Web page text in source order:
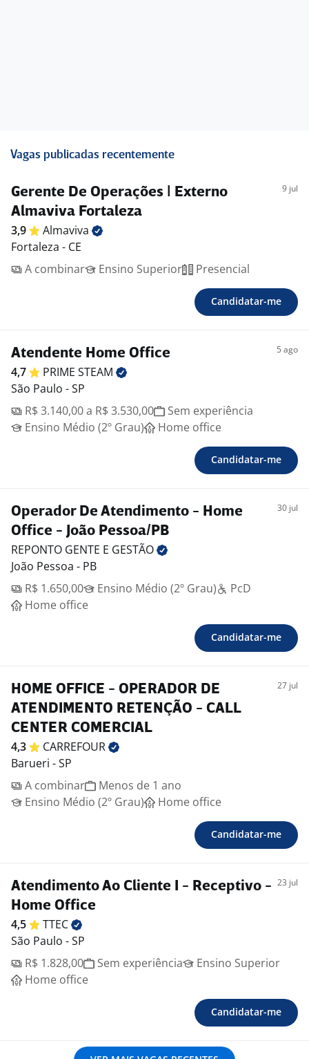
Vagas publicadas recentemente
Gerente De Operações | Externo
Almaviva Fortaleza
9 jul
3,9
Almaviva
Fortaleza - CE
A combinar
Ensino Superior Presencial
Candidatar-me
Atendente Home Office 5 ago
4,7 PRIME STEAM
São Paulo - SP
R$ 3.140,00 a R$ 3.530,00
Sem experiência
Ensino Médio (2º Grau)
Home office
Candidatar-me
Operador De Atendimento - Home
Office - João Pessoa/PB
30 jul
REPONTO GENTE E GESTÃO
João Pessoa - PB
R$ 1.650,00
Ensino Médio (2º Grau)
PcD
Home office
Candidatar-me
HOME OFFICE - OPERADOR DE
ATENDIMENTO RETENÇÃO - CALL
CENTER COMERCIAL
27 jul
4,3
CARREFOUR
Barueri - SP
A combinar
Menos de 1 ano
Ensino Médio (2º Grau)
Home office
Candidatar-me
Atendimento Ao Cliente I - Receptivo -
Home Office
23 jul
4,5
TTEC
São Paulo - SP
R$ 1.828,00
Sem experiência
Ensino Superior
Home office
Candidatar-me